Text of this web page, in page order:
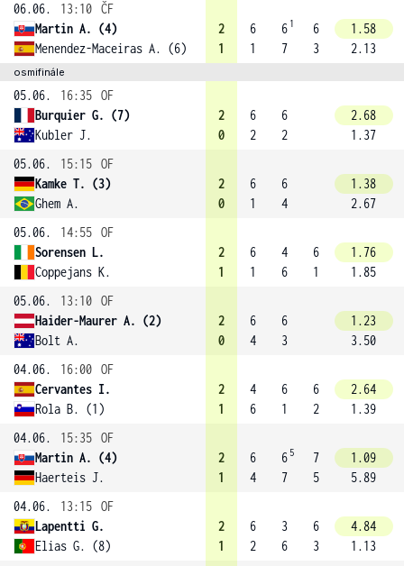
06.06.
13:10 ČF
Martin A. (4)
Menendez-Maceiras A. (6)
2
1
6
1
6 1
7
6
3
1.58
2.13
osmifinále
05.06. 16:35 OF
Burquier G. (7)
Kubler J.
2
0
6
2
6
2
2.68
1.37
05.06.
15:15 OF
Kamke T. (3)
Ghem A.
2
0
6
1
6
4
1.38
2.67
05.06.
14:55 OF
Sorensen L.
Coppejans K.
2
1
6
1
4
6
6
1
1.76
1.85
05.06.
13:10 OF
Haider-Maurer A. (2)
Bolt A.
2
0
6
4
6
3
1.23
3.50
04.06.
16:00 OF
Cervantes I.
Rola B. (1)
2
1
4
6
6
1
6
2
2.64
1.39
04.06.
15:35 OF
Martin A. (4)
Haerteis J.
2
1
6
4
6 5
7
7
5
1.09
5.89
04.06.
13:15 OF
Lapentti G.
Elias G. (8)
2
1
6
2
3
6
6
3
4.84
1.13